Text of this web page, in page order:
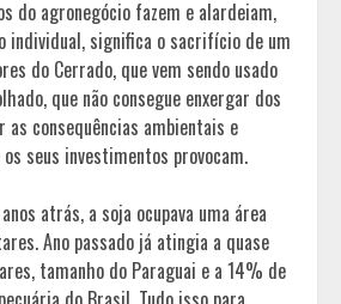
do agronegócio fazem e alardeiam,
individual, significa o sacrifício de um
do Cerrado, que vem sendo usado
que não consegue enxergar dos
consequências ambientais e
seus investimentos provocam.
atrás, a soja ocupava uma área
Ano passado já atingia a quase
tamanho do Paraguai e a 14% de